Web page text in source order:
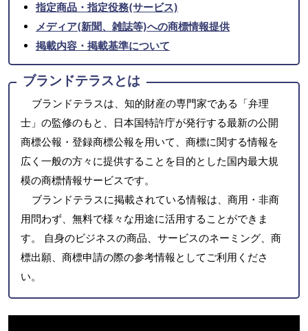
指定商品・指定役務(サービス)
メディア(新聞、雑誌等)への商標情報提供
掲載内容・掲載基準について
ブランドテラスとは
ブランドテラスは、知的財産の専門家である「弁理
士」の監修のもと、日本国特許庁が発行する最新の公開
商標公報・登録商標公報を用いて、商標に関する情報を
広く一般の方々に提供することを目的とした国内最大規
模の商標情報サービスです。
ブランドテラスに掲載されている情報は、商用・非商
用問わず、無料で様々な用途に活用することができま
す。 自身のビジネスの商品、サービスのネーミング、商
標出願、商標申請の際の参考情報としてご利用くださ
い。